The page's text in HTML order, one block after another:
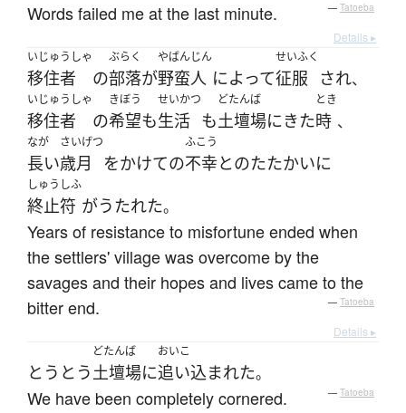
Words failed me at the last minute. — Tatoeba
Details ▸
いじゅうしゃ
移住者 の
ぶらく
部落が
やばんじん
野蛮人 によって
せいふく
征服 され、
いじゅうしゃ
移住者 の
きぼう
希望も
せいかつ
生活 も
どたんば
土壇場にきた
とき
時 、
なが
長い
さいげつ
歳月 をかけての
ふこう
不幸とのたたかいに
しゅうしふ
終止符 がうたれた。
Years of resistance to misfortune ended when
the settlers' village was overcome by the
savages and their hopes and lives came to the
bitter end.
— Tatoeba
Details ▸
とうとう
どたんば
土壇場に
おいこ
追い込まれた。
We have been completely cornered. — Tatoeba